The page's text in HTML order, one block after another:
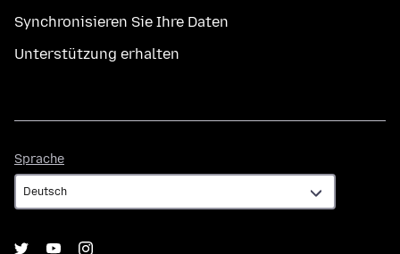
Synchronisieren Sie Ihre Daten
Unterstützung erhalten
Sprache